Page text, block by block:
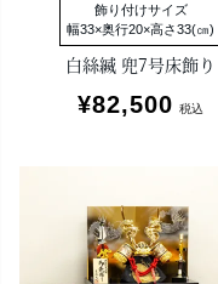
飾り付けサイズ
幅33×奥行20×高さ33(㎝)
白絲縅 兜7号床飾り
¥82,500 税込